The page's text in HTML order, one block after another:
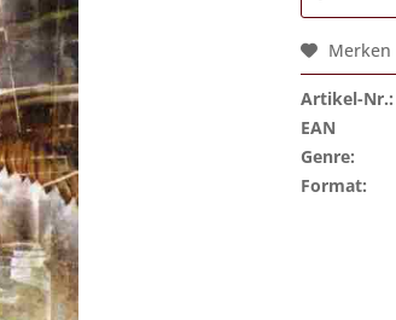
Merken
Artikel-Nr.:
EAN
Genre:
Format: